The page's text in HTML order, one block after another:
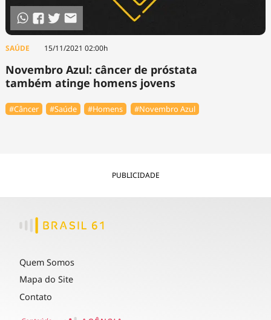
SAÚDE 15/11/2021 02:00h
Novembro Azul: câncer de próstata
também atinge homens jovens
#Câncer #Saúde #Homens #Novembro Azul
PUBLICIDADE
Quem Somos
Mapa do Site
Contato